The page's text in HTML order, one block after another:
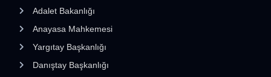
Adalet Bakanlığı
Anayasa Mahkemesi
Yargıtay Başkanlığı
Danıştay Başkanlığı